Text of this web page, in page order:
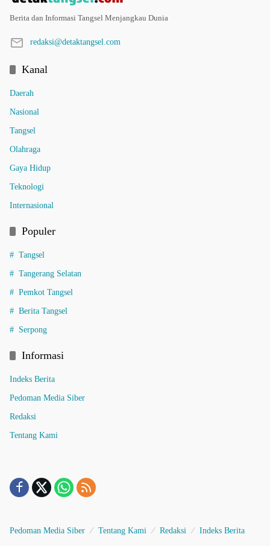
Berita dan Informasi Tangsel Menjangkau Dunia
redaksi@detaktangsel.com
Kanal
Daerah
Nasional
Tangsel
Olahraga
Gaya Hidup
Teknologi
Internasional
Populer
Tangsel
Tangerang Selatan
Pemkot Tangsel
Berita Tangsel
Serpong
Informasi
Indeks Berita
Pedoman Media Siber
Redaksi
Tentang Kami
Pedoman Media Siber Tentang Kami Redaksi Indeks Berita